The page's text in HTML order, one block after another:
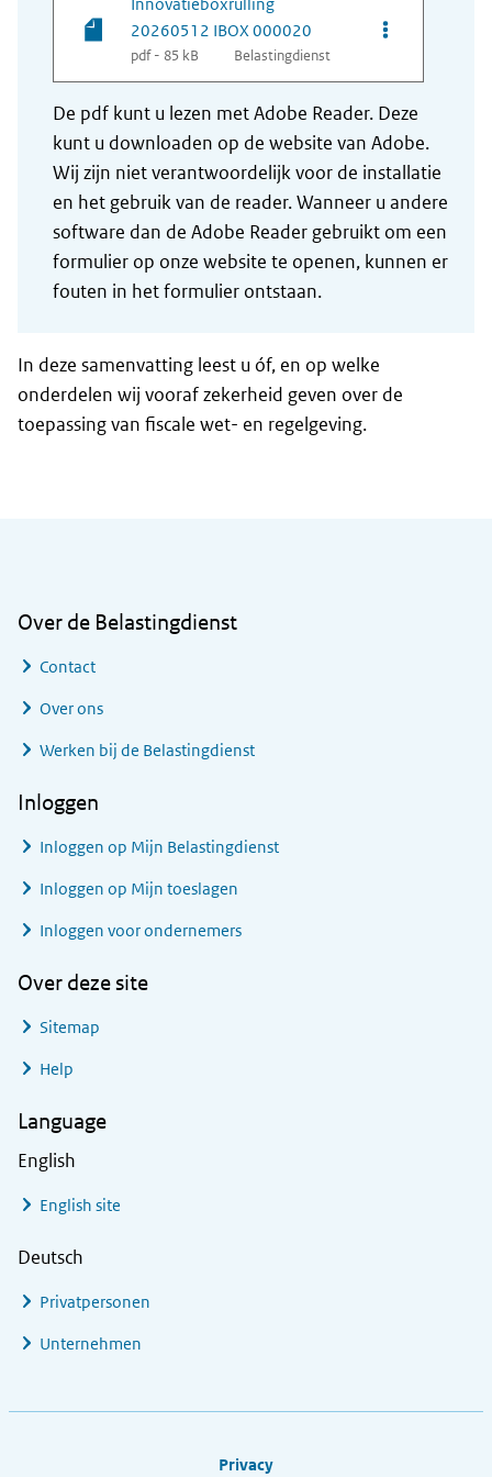
20260512 IBOX 000020
pdf - 85 kB Belastingdienst
Opties van
De pdf kunt u lezen met Adobe Reader. Deze
kunt u downloaden op de website van Adobe.
Wij zijn niet verantwoordelijk voor de installatie
en het gebruik van de reader. Wanneer u andere
software dan de Adobe Reader gebruikt om een
formulier op onze website te openen, kunnen er
fouten in het formulier ontstaan.
In deze samenvatting leest u óf, en op welke
onderdelen wij vooraf zekerheid geven over de
toepassing van fiscale wet- en regelgeving.
Over de Belastingdienst
Contact
Over ons
Werken bij de Belastingdienst
Inloggen
Inloggen op Mijn Belastingdienst
Inloggen op Mijn toeslagen
Inloggen voor ondernemers
Over deze site
Sitemap
Help
Language
English
English site
Deutsch
Privatpersonen
Unternehmen
Privacy